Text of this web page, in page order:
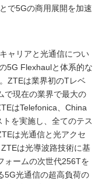
で5Gの商用展開を加速
ャリアと光通信につい
5G Flexhaulと体系的な
ZTEは業界初のTレベ
で現在の業界で最大の
はTelefonica、China
を実施し、全てのテス
は光通信と光アクセ
は光導波路技術に基
ォームの次世代256Tを
5G光通信の超高負荷の